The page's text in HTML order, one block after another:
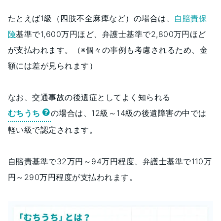
たとえば1級（四肢不全麻痺など）の場合は、 自賠責保
険基準で1,600万円ほど、弁護士基準で2,800万円ほど
が支払われます。（※個々の事例も考慮されるため、金
額には差が見られます）
なお、交通事故の後遺症としてよく知られる
むちうち
の場合は、12級～14級の後遺障害の中では
軽い級で認定されます。
自賠責基準で32万円～94万円程度、弁護士基準で110万
円～290万円程度が支払われます。